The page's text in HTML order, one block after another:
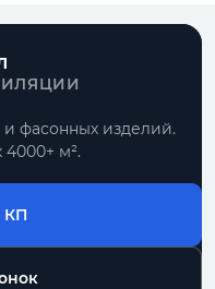
фасонных изделий.
м².
КП